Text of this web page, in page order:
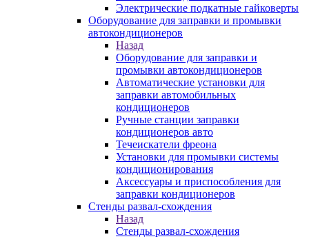
Электрические подкатные гайковерты
Оборудование для заправки и промывки
автокондиционеров
Назад
Оборудование для заправки и
промывки автокондиционеров
Автоматические установки для
заправки автомобильных
кондиционеров
Ручные станции заправки
кондиционеров авто
Течеискатели фреона
Установки для промывки системы
кондиционирования
Аксессуары и приспособления для
заправки кондиционеров
Стенды развал-схождения
Назад
Стенды развал-схождения